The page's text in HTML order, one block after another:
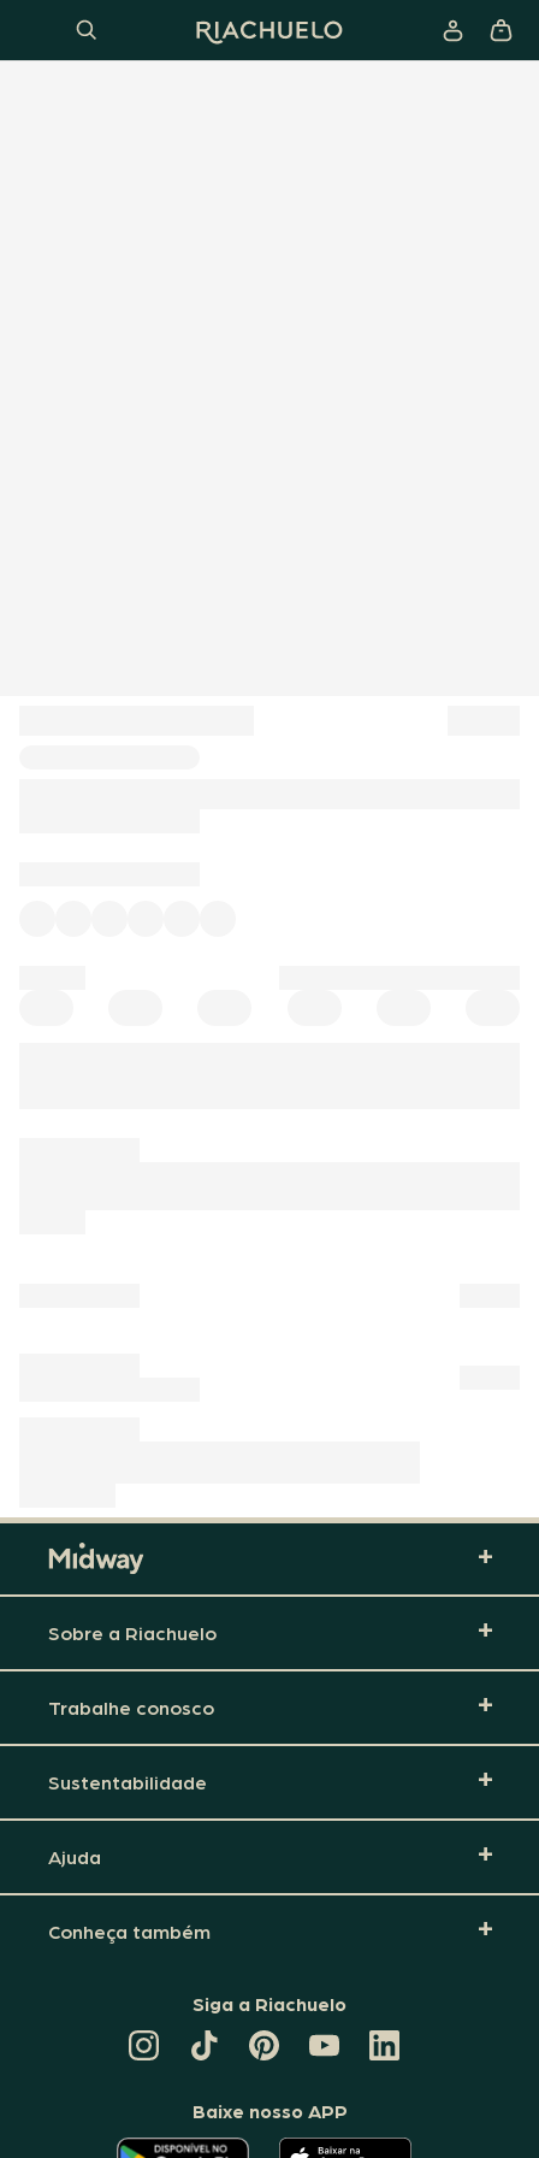
Sobre a Riachuelo
Trabalhe conosco
Sustentabilidade
Ajuda
Conheça também
Siga a Riachuelo
TIKTOK
DA
PINTEREST
DA
CANAL
DA
RIACHUELO
LINKEDIN
DA
Baixe nosso APP
O O